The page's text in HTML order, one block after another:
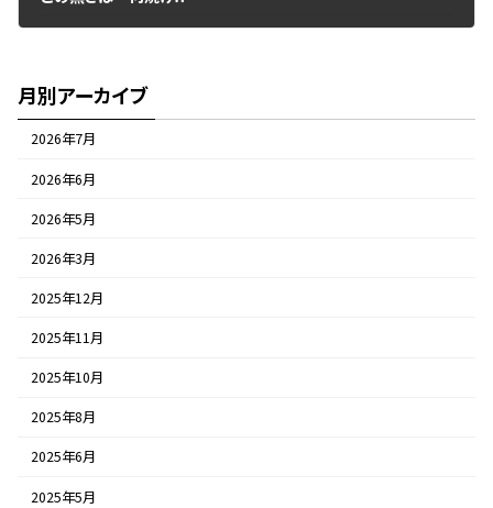
月別アーカイブ
2026年7月
2026年6月
2026年5月
2026年3月
2025年12月
2025年11月
2025年10月
2025年8月
2025年6月
2025年5月